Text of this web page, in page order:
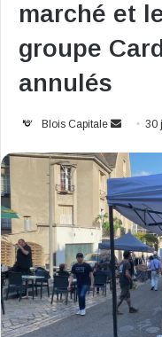
marché et
groupe
annulés
Blois Capitale
Envoyer
courriel
30